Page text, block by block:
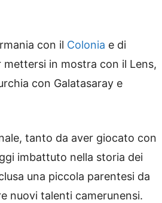
con il Colonia e di
mettersi in mostra con il Lens,
con Galatasaray e
tanto da aver giocato con
imbattuto nella storia dei
una piccola parentesi da
nuovi talenti camerunensi.